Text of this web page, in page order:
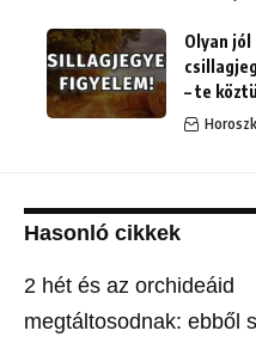
Olyan jól
– te
Hasonló cikkek
2 hét és az orchideáid
megtáltosodnak: ebből